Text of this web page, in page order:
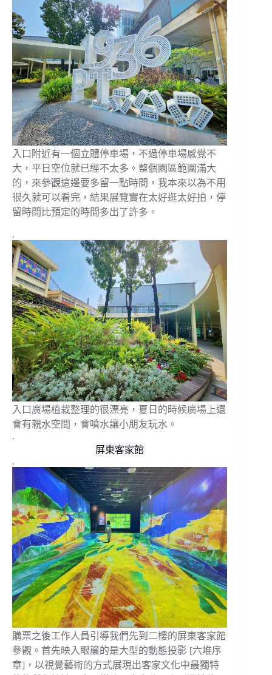
入口附近有一個立體停車場，不過停車場感覺不
大，平日空位就已經不太多。整個園區範圍滿大
的，來參觀這邊要多留一點時間，我本來以為不用
很久就可以看完，結果展覽實在太好逛太好拍，停
留時間比預定的時間多出了許多。
.
入口廣場植栽整理的很漂亮，夏日的時候廣場上還
會有親水空間，會噴水讓小朋友玩水。
.
屏東客家館
.
購票之後工作人員引導我們先到二樓的屏東客家館
參觀。首先映入眼簾的是大型的動態投影 [六堆序
章]，以視覺藝術的方式展現出客家文化中最獨特